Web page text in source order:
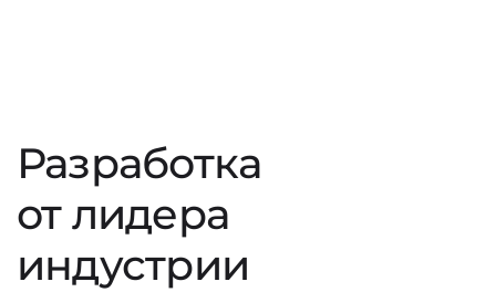
Разработка
от лидера
индустрии